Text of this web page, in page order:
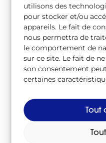
utilisons des
pour stocker et/ou
appareils. Le fait de
nous permettra de
le comportement de
sur ce site. Le fait de
son consentement
certaines
Tout
Yellow cake
Télécharger le